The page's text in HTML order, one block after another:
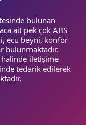
bulunan
ait pek çok ABS
ecu beyni, konfor
bulunmaktadır.
halinde iletişime
tedarik edilerek